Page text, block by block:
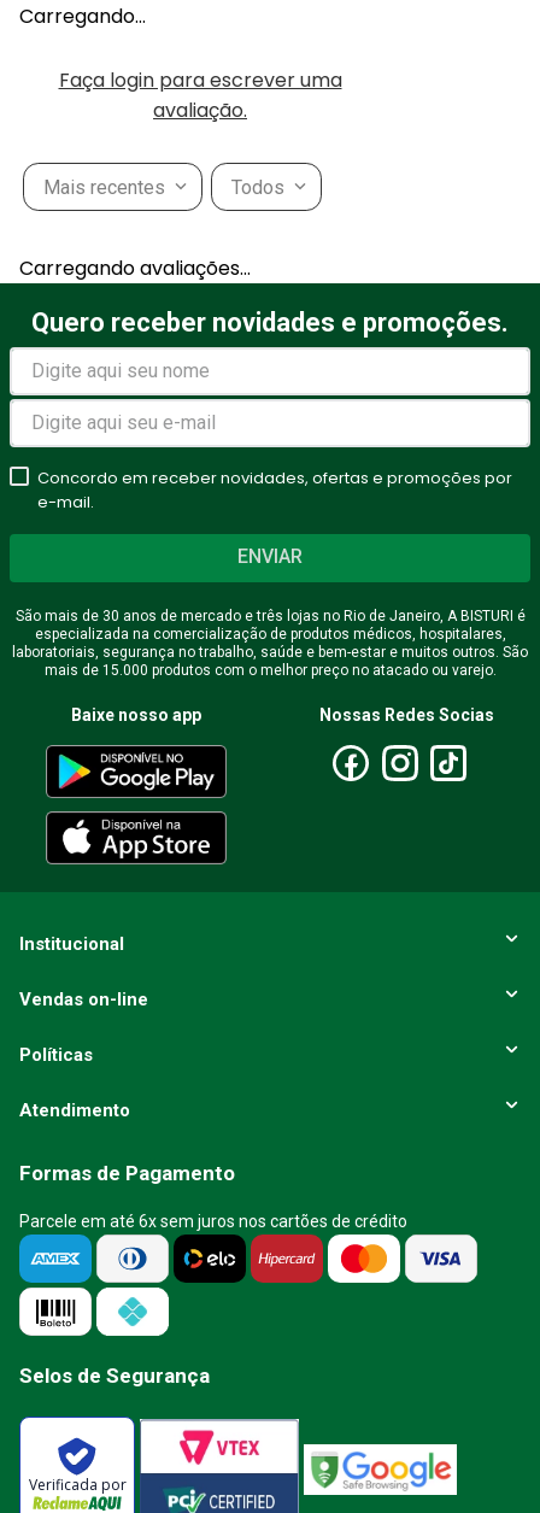
Carregando…
Faça login para escrever uma
avaliação.
Mais recentes Todos
Carregando avaliações…
Quero receber novidades e promoções.
Concordo em receber novidades, ofertas e promoções por
e-mail.
ENVIAR
São mais de 30 anos de mercado e três lojas no Rio de Janeiro, A BISTURI é
especializada na comercialização de produtos médicos, hospitalares,
laboratoriais, segurança no trabalho, saúde e bem-estar e muitos outros. São
mais de 15.000 produtos com o melhor preço no atacado ou varejo.
Baixe nosso app Nossas Redes Socias
Institucional
Vendas on-line
Políticas
Atendimento
Formas de Pagamento
Parcele em até 6x sem juros nos cartões de crédito
Selos de Segurança
Verificada por